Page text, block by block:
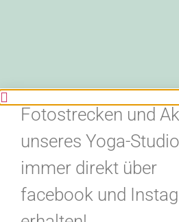
Jetzt alle
Fotostrecken und
unseres Yoga-
immer direkt über
facebook und